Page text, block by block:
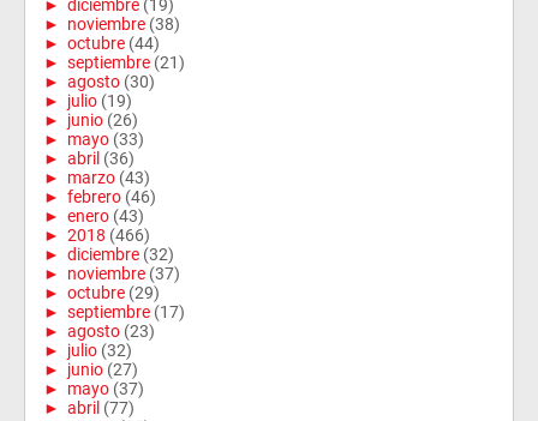
► diciembre (19)
► noviembre (38)
► octubre (44)
► septiembre (21)
► agosto (30)
► julio (19)
► junio (26)
► mayo (33)
► abril (36)
► marzo (43)
► febrero (46)
► enero (43)
► 2018 (466)
► diciembre (32)
► noviembre (37)
► octubre (29)
► septiembre (17)
► agosto (23)
► julio (32)
► junio (27)
► mayo (37)
► abril (77)